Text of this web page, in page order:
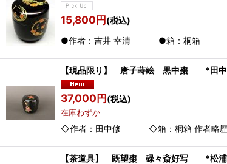
15,800円(税込)
●作者：吉井 幸清 ●箱：桐箱
【現品限り】 唐子蒔絵 黒中棗 *
37,000円(税込)
在庫わずか
◇作者：田中修 ◇箱：桐箱 作者略歴 昭
【茶道具】 既望棗 碌々斎好写 *松浦